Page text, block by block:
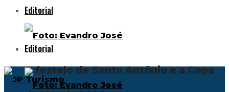
Editorial
O festejo de Santo Antônio e a Copa
Editorial